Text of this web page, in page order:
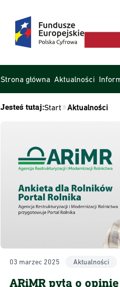
Strona główna Aktualności
Jesteś tutaj:Start Aktualności
03 marzec 2025 Aktualności
ARiMR pyta o